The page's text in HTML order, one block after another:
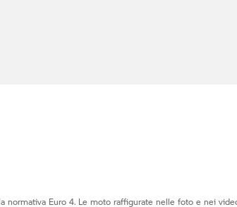
normativa Euro 4. Le moto raffigurate nelle foto e nei